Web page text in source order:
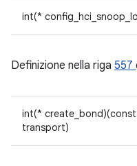
int(*
Definizione nella riga 557
int(*
transport)